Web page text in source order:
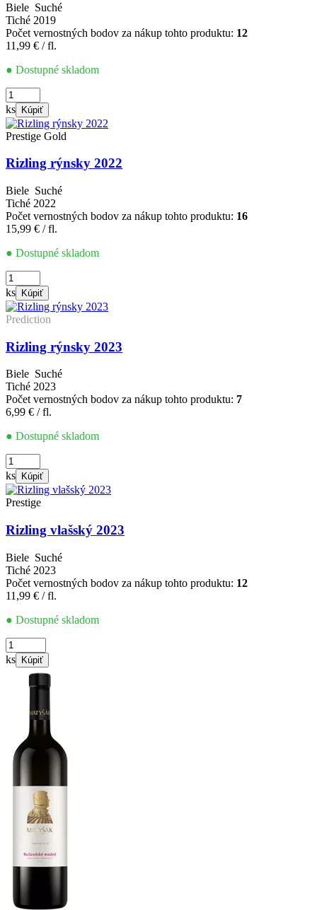
Biele Suché
Tiché 2019
Počet vernostných bodov za nákup tohto produktu: 12
11,99 € / fl.
● Dostupné skladom
množstvo
Rizling
rýnsky
2019
ks Kúpiť
Prestige Gold
Rizling rýnsky 2022
Biele Suché
Tiché 2022
Počet vernostných bodov za nákup tohto produktu: 16
15,99 € / fl.
● Dostupné skladom
množstvo
Rizling
rýnsky
2022
ks Kúpiť
Prediction
Rizling rýnsky 2023
Biele Suché
Tiché 2023
Počet vernostných bodov za nákup tohto produktu: 7
6,99 € / fl.
● Dostupné skladom
množstvo
Rizling
rýnsky
2023
ks Kúpiť
Prestige
Rizling vlašský 2023
Biele Suché
Tiché 2023
Počet vernostných bodov za nákup tohto produktu: 12
11,99 € / fl.
● Dostupné skladom
množstvo
Rizling
vlašský
ks Kúpiť